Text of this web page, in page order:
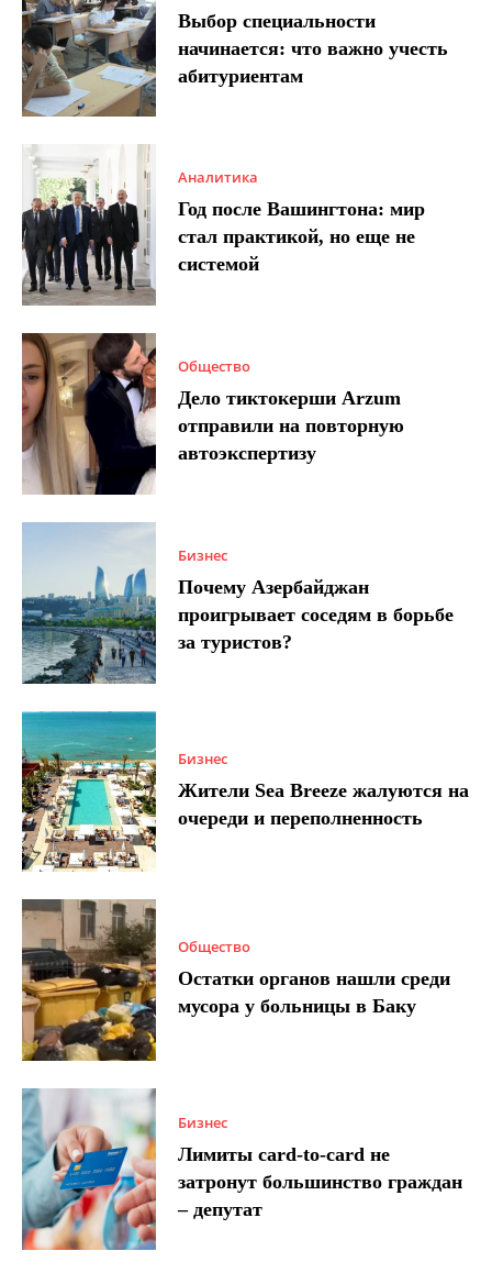
Выбор специальности
начинается: что важно учесть
абитуриентам
Аналитика
Год после Вашингтона: мир
стал практикой, но еще не
системой
Общество
Дело тиктокерши Arzum
отправили на повторную
автоэкспертизу
Бизнес
Почему Азербайджан
проигрывает соседям в борьбе
за туристов?
Бизнес
Жители Sea Breeze жалуются на
очереди и переполненность
Общество
Остатки органов нашли среди
мусора у больницы в Баку
Бизнес
Лимиты card-to-card не
затронут большинство граждан
– депутат